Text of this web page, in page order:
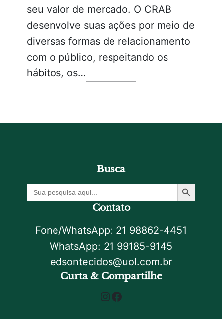
seu valor de mercado. O CRAB
desenvolve suas ações por meio de
diversas formas de relacionamento
com o público, respeitando os
hábitos, os…
Busca
Procurar
por:
Botão De Pesquisa
Contato
Fone/WhatsApp: 21 98862-4451
WhatsApp: 21 99185-9145
edsontecidos@uol.com.br
Curta & Compartilhe
Instagram Facebook